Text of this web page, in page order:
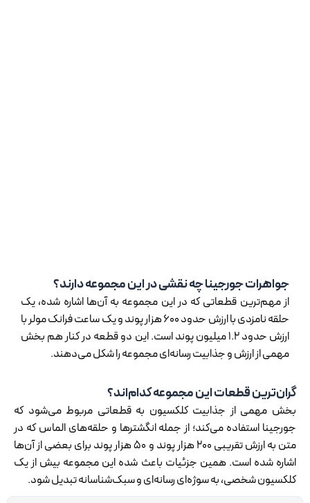
جواهرات جورجینا چه نقشی در این مجموعه دارند؟
از مهم‌ترین قطعاتی که در این مجموعه به آن‌ها اشاره شده، یک
حلقه نامزدی با ارزش حدود 600 هزار پوند و یک ساعت فرانک مولر با
ارزش حدود 1.2 میلیون پوند است. این دو قطعه در کنار هم بخش
مهمی از ارزش و جذابیت رسانه‌ای مجموعه را شکل می‌دهند.
گران‌ترین قطعات این مجموعه کدام‌اند؟
بخش مهمی از جذابیت کلکسیون به قطعاتی مربوط می‌شود که
جورجینا استفاده می‌کند؛ از جمله انگشترها و حلقه‌های الماس که در
متن به ارزش تقریبی 200 هزار پوند و 50 هزار پوند برای بعضی از آن‌ها
اشاره شده است. همین جزئیات باعث شده این مجموعه بیش از یک
کلکسیون شخصی، به سوژه‌ای رسانه‌ای و سبک‌شناسانه تبدیل شود.